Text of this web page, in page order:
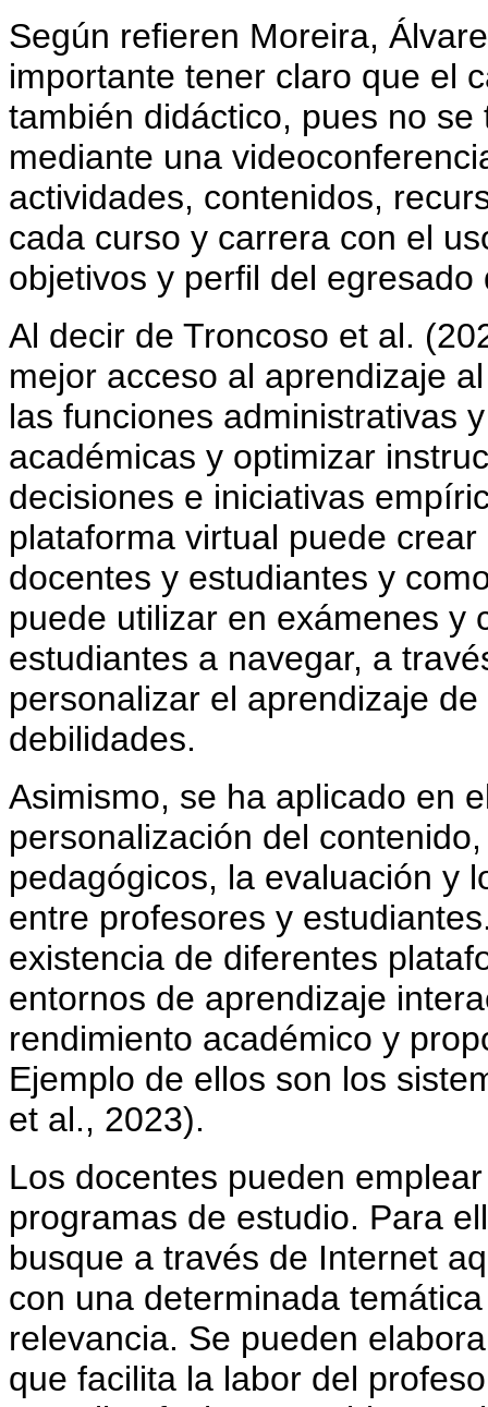
Según refieren Moreira,
importante tener claro que el
también didáctico, pues no
mediante una
actividades, contenidos,
cada curso y carrera con el
objetivos y perfil del
Al decir de Troncoso et al.
mejor acceso al aprendizaje
las funciones administrativas
académicas y optimizar
decisiones e iniciativas
plataforma virtual puede
docentes y estudiantes y
puede utilizar en exámenes y
estudiantes a navegar, a
personalizar el aprendizaje
debilidades.
Asimismo, se ha aplicado en
personalización del
pedagógicos, la evaluación y
entre profesores y
existencia de diferentes
entornos de aprendizaje
rendimiento académico y
Ejemplo de ellos son los
et al., 2023).
Los docentes pueden
programas de estudio. Para
busque a través de Internet
con una determinada
relevancia. Se pueden
que facilita la labor del